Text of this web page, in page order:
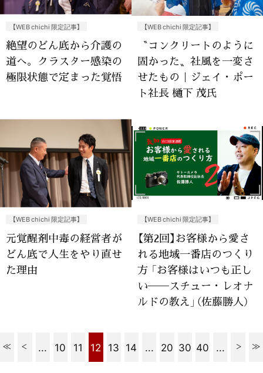
【WEB chichi 限定記事】
絶望のどん底から介護の
道へ。クラスター感染の
極限状態で定まった覚悟
【WEB chichi 限定記事】
〝コンクリートのように
固かった〟社風を一変さ
せたもの｜ジェイ・ポー
ト社長 樋下 茂氏
【WEB chichi 限定記事】
元覚醒剤中毒の経営者が
どん底で人生をやり直せ
た理由
【WEB chichi 限定記事】
【第2回】お客様から愛さ
れる地域一番店のつくり
方 「お客様はいつも正し
い──スチュー・レオナ
ルドの教え」（佐藤勝人）
... 10 11 12 13 14 ... 20 30 40 ...